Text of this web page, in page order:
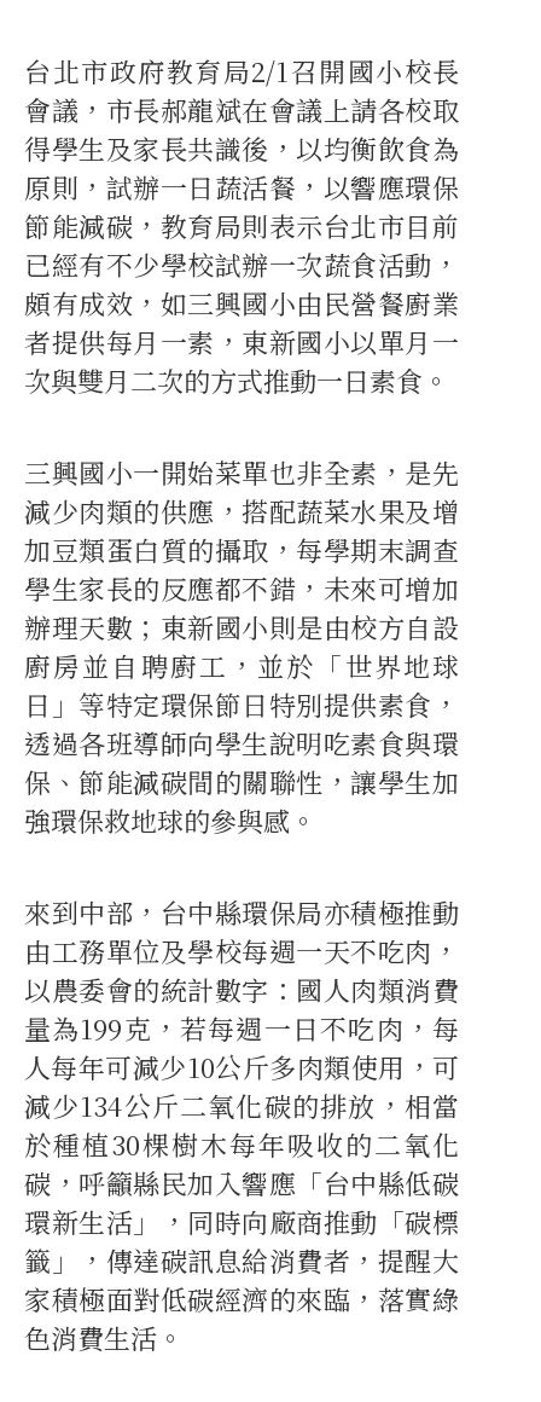
台北市政府教育局2/1召開國小校長
會議，市長郝龍斌在會議上請各校取
得學生及家長共識後，以均衡飲食為
原則，試辦一日蔬活餐，以響應環保
節能減碳，教育局則表示台北市目前
已經有不少學校試辦一次蔬食活動，
頗有成效，如三興國小由民營餐廚業
者提供每月一素，東新國小以單月一
次與雙月二次的方式推動一日素食。
三興國小一開始菜單也非全素，是先
減少肉類的供應，搭配蔬菜水果及增
加豆類蛋白質的攝取，每學期末調查
學生家長的反應都不錯，未來可增加
辦理天數；東新國小則是由校方自設
廚房並自聘廚工，並於「世界地球
日」等特定環保節日特別提供素食，
透過各班導師向學生說明吃素食與環
保、節能減碳間的關聯性，讓學生加
強環保救地球的參與感。
來到中部，台中縣環保局亦積極推動
由工務單位及學校每週一天不吃肉，
以農委會的統計數字：國人肉類消費
量為199克，若每週一日不吃肉，每
人每年可減少10公斤多肉類使用，可
減少134公斤二氧化碳的排放，相當
於種植30棵樹木每年吸收的二氧化
碳，呼籲縣民加入響應「台中縣低碳
環新生活」，同時向廠商推動「碳標
籤」，傳達碳訊息給消費者，提醒大
家積極面對低碳經濟的來臨，落實綠
色消費生活。